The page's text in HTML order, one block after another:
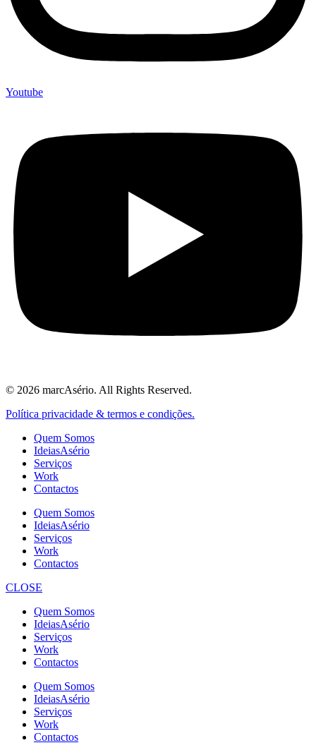
Youtube
© 2026 marcAsério. All Rights Reserved.
Política privacidade & termos e condições.
Quem Somos
IdeiasAsério
Serviços
Work
Contactos
Quem Somos
IdeiasAsério
Serviços
Work
Contactos
CLOSE
Quem Somos
IdeiasAsério
Serviços
Work
Contactos
Quem Somos
IdeiasAsério
Serviços
Work
Contactos